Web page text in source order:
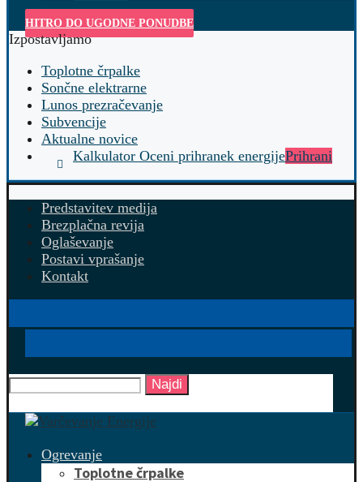
HITRO DO UGODNE PONUDBE
Izpostavljamo
Toplotne črpalke
Sončne elektrarne
Lunos prezračevanje
Subvencije
Aktualne novice
Kalkulator Oceni prihranek energijePrihrani
Predstavitev medija
Brezplačna revija
Oglaševanje
Postavi vprašanje
Kontakt
Najdi
Ogrevanje
Toplotne črpalke